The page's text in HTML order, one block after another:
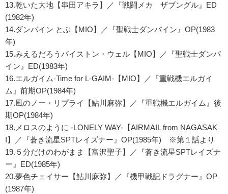
13.乾いた大地【串田アキラ】／『戦闘メカ ザブングル』ED
(1982年)
14.ダンバイン とぶ【MIO】／『聖戦士ダンバイン』OP(1983
年)
15.みえるだろうバイストン・ウェル【MIO】／『聖戦士ダンバ
イン』ED(1983年)
16.エルガイム-Time for L-GAIM-【MIO】／『重戦機エルガイ
ム』前期OP(1984年)
17.風のノー・リプライ【鮎川麻弥】／『重戦機エルガイム』後
期OP(1984年)
18.メロスのように -LONELY WAY-【AIRMAIL from NAGASAK
I】／『蒼き流星SPTレイズナー』OP(1985年) ※第１話より
19.５分だけのわがまま【富沢聖子】／『蒼き流星SPTレイズナ
ー』ED(1985年)
20.夢色チェイサー【鮎川麻弥】／『機甲戦記ドラグナー』OP
(1987年)